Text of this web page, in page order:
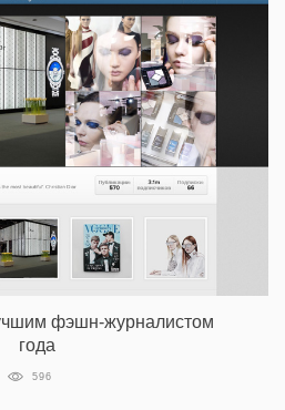
фэшн-журналистом
года
596